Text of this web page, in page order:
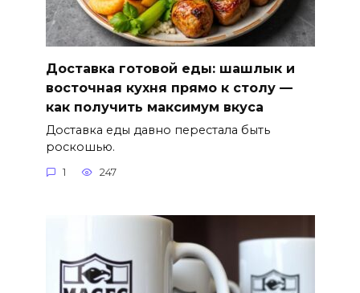
Доставка готовой еды: шашлык и
восточная кухня прямо к столу —
как получить максимум вкуса
Доставка еды давно перестала быть
роскошью.
1 247